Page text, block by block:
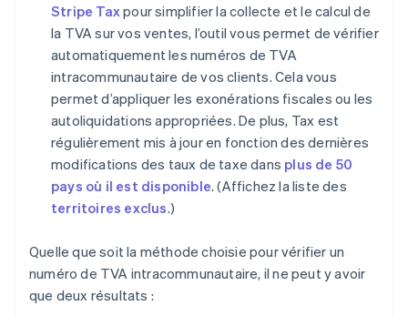
Stripe Taxpour simplifier la collecte et le calcul de
la TVA sur vos ventes, l’outil vous permet de vérifier
automatiquement les numéros de TVA
intracommunautaire de vos clients. Cela vous
permet d’appliquer les exonérations fiscales ou les
autoliquidations appropriées. De plus, Tax est
régulièrement mis à jour en fonction des dernières
modifications des taux de taxe dans plus de 50
pays où il est disponible. (Affichez la liste des
territoires exclus.)
Quelle que soit la méthode choisie pour vérifier un
numéro de TVA intracommunautaire, il ne peut y avoir
que deux résultats :